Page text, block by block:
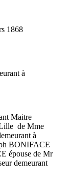
1868
à
Maitre
de Mme
à
BONIFACE
épouse de Mr
demeurant